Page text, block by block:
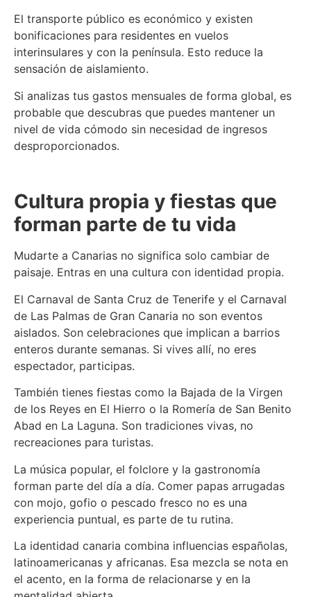
El transporte público es económico y existen
bonificaciones para residentes en vuelos
interinsulares y con la península. Esto reduce la
sensación de aislamiento.
Si analizas tus gastos mensuales de forma global, es
probable que descubras que puedes mantener un
nivel de vida cómodo sin necesidad de ingresos
desproporcionados.
Cultura propia y fiestas que
forman parte de tu vida
Mudarte a Canarias no significa solo cambiar de
paisaje. Entras en una cultura con identidad propia.
El Carnaval de Santa Cruz de Tenerife y el Carnaval
de Las Palmas de Gran Canaria no son eventos
aislados. Son celebraciones que implican a barrios
enteros durante semanas. Si vives allí, no eres
espectador, participas.
También tienes fiestas como la Bajada de la Virgen
de los Reyes en El Hierro o la Romería de San Benito
Abad en La Laguna. Son tradiciones vivas, no
recreaciones para turistas.
La música popular, el folclore y la gastronomía
forman parte del día a día. Comer papas arrugadas
con mojo, gofio o pescado fresco no es una
experiencia puntual, es parte de tu rutina.
La identidad canaria combina influencias españolas,
latinoamericanas y africanas. Esa mezcla se nota en
el acento, en la forma de relacionarse y en la